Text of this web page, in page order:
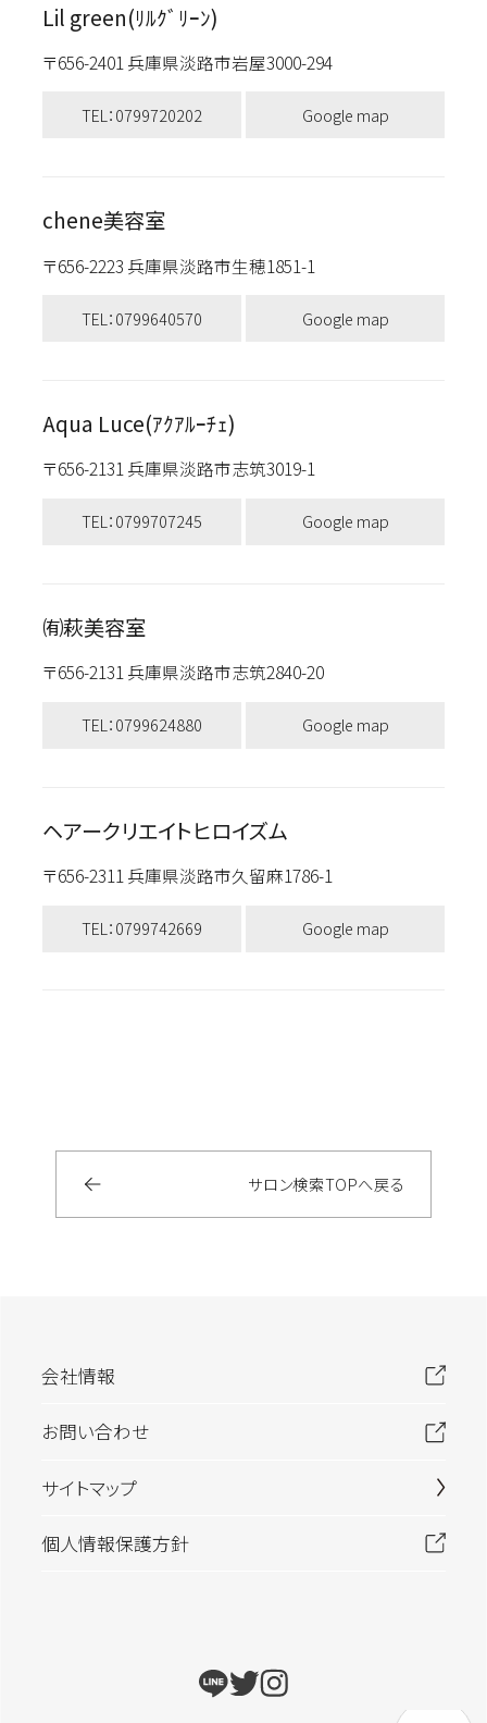
Lil green(ﾘﾙｸﾞﾘｰﾝ)
〒656-2401 兵庫県淡路市岩屋3000-294
TEL：0799720202 Google map
chene美容室
〒656-2223 兵庫県淡路市生穂1851-1
TEL：0799640570 Google map
Aqua Luce(ｱｸｱﾙｰﾁｪ)
〒656-2131 兵庫県淡路市志筑3019-1
TEL：0799707245 Google map
㈲萩美容室
〒656-2131 兵庫県淡路市志筑2840-20
TEL：0799624880 Google map
ヘアークリエイトヒロイズム
〒656-2311 兵庫県淡路市久留麻1786-1
TEL：0799742669 Google map
サロン検索TOPへ戻る
会社情報
お問い合わせ
サイトマップ
個人情報保護方針